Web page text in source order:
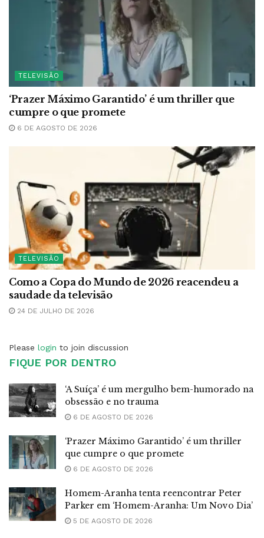
TELEVISÃO
‘Prazer Máximo Garantido’ é um thriller que
cumpre o que promete
6 DE AGOSTO DE 2026
TELEVISÃO
Como a Copa do Mundo de 2026 reacendeu a
saudade da televisão
24 DE JULHO DE 2026
Please login to join discussion
FIQUE POR DENTRO
‘A Suíça’ é um mergulho bem-humorado na
obsessão e no trauma
6 DE AGOSTO DE 2026
‘Prazer Máximo Garantido’ é um thriller
que cumpre o que promete
6 DE AGOSTO DE 2026
Homem-Aranha tenta reencontrar Peter
Parker em ‘Homem-Aranha: Um Novo Dia’
5 DE AGOSTO DE 2026